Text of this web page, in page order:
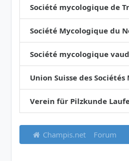
Société mycologique de
Société Mycologique du
Société mycologique
Union Suisse des Sociétés
Verein für Pilzkunde
Champis.net Forum